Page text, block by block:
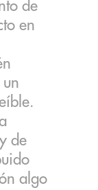
de
en
de
algo